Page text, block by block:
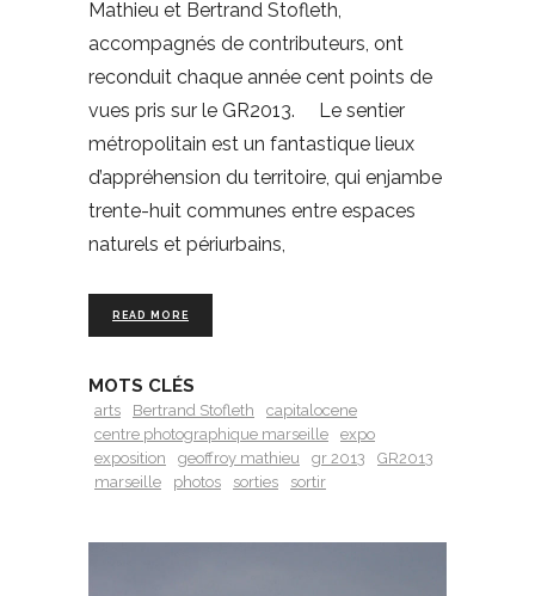
Mathieu et Bertrand Stofleth,
accompagnés de contributeurs, ont
reconduit chaque année cent points de
vues pris sur le GR2013. Le sentier
métropolitain est un fantastique lieux
d’appréhension du territoire, qui enjambe
trente-huit communes entre espaces
naturels et périurbains,
READ MORE
MOTS CLÉS
arts Bertrand Stofleth
capitalocene
centre photographique marseille
expo
exposition
geoffroy mathieu gr 2013
GR2013
marseille
photos sorties sortir